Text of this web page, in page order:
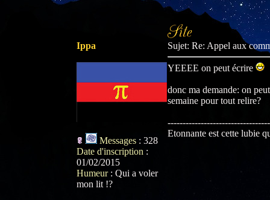
Ippa
Messages : 328
Date d'inscription :
01/02/2015
Humeur: Qui a voler
mon lit !?
Sujet: Re: Appel aux
YEEEE on peut écrire
donc ma demande: on
semaine pour tout relire?
Etonnante est cette lubie